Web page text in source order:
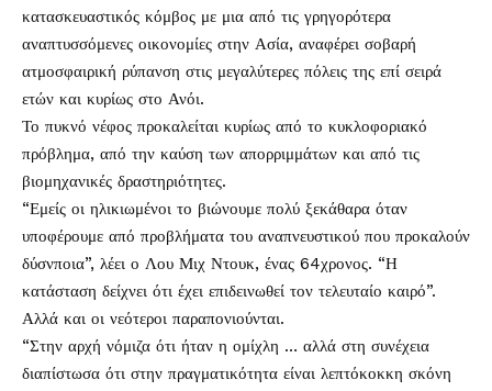
κατασκευαστικός κόμβος με μια από τις γρηγορότερα
αναπτυσσόμενες οικονομίες στην Ασία, αναφέρει σοβαρή
ατμοσφαιρική ρύπανση στις μεγαλύτερες πόλεις της επί σειρά
ετών και κυρίως στο Ανόι.
Το πυκνό νέφος προκαλείται κυρίως από το κυκλοφοριακό
πρόβλημα, από την καύση των απορριμμάτων και από τις
βιομηχανικές δραστηριότητες.
“Εμείς οι ηλικιωμένοι το βιώνουμε πολύ ξεκάθαρα όταν
υποφέρουμε από προβλήματα του αναπνευστικού που προκαλούν
δύσνποια”, λέει ο Λου Μιχ Ντουκ, ένας 64χρονος. “Η
κατάσταση δείχνει ότι έχει επιδεινωθεί τον τελευταίο καιρό”.
Αλλά και οι νεότεροι παραπονιούνται.
“Στην αρχή νόμιζα ότι ήταν η ομίχλη … αλλά στη συνέχεια
διαπίστωσα ότι στην πραγματικότητα είναι λεπτόκοκκη σκόνη